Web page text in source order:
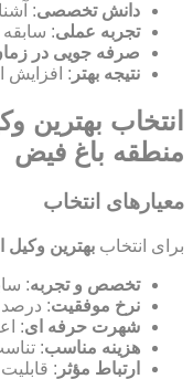
دانش تخصصی:
تجربه عملی:
صرفه جویی در
نتیجه بهتر : افزایش
انتخاب بهترین
منطقه باغ فیض
معیارهای انتخاب
برای انتخاب بهترین وکیل
تخصص و تجربه:
نرخ موفقیت: درصد
شهرت حرفه ای:
هزینه مناسب:
ارتباط مؤثر :